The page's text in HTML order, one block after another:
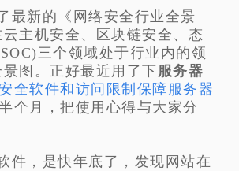
最新的《网络安全行业全景
主机安全、区块链安全、态
三个领域处于行业内的领
图。正好最近用了下服务器
全软件和访问限制保障服务器
个月，把使用心得与大家分
件，是快年底了，发现网站在